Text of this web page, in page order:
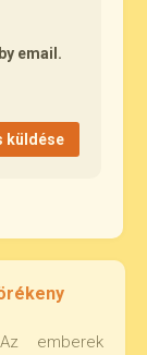
email.
emberek